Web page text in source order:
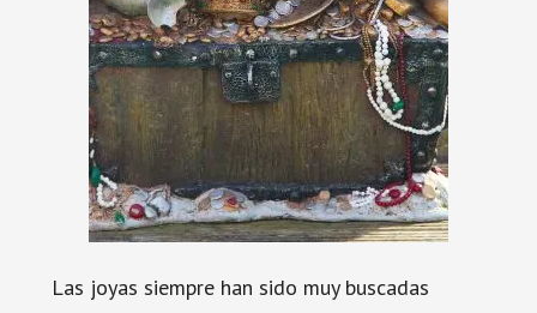
Las joyas siempre han sido muy buscadas